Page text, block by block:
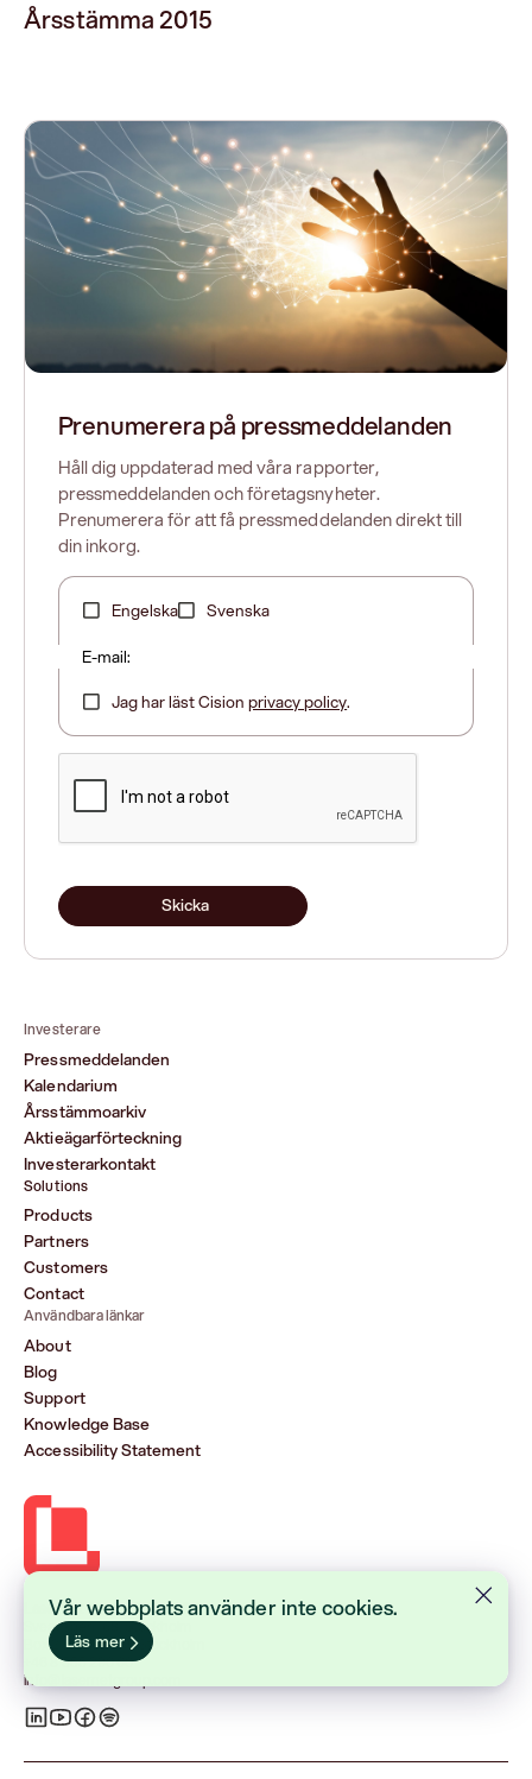
Årsstämma 2015
Prenumerera på pressmeddelanden
Håll dig uppdaterad med våra rapporter,
pressmeddelanden och företagsnyheter.
Prenumerera för att få pressmeddelanden direkt till
din inkorg.
Engelska Svenska
E-mail:
Jag har läst Cisionprivacy policy.
Skicka
Investerare
Pressmeddelanden
Kalendarium
Årsstämmoarkiv
Aktieägarförteckning
Investerarkontakt
Solutions
Products
Partners
Customers
Contact
Användbara länkar
About
Blog
Support
Knowledge Base
Accessibility Statement
Lasernet Group AB (publ)
Sveavägen 168, Stockholm
Box 231 31, 104 35 Stockholm
+46 8 555 290 60
info@lasernetgroup.com
Vår webbplats använder inte cookies.
Läs mer